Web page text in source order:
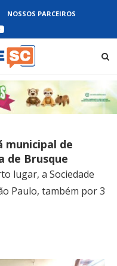
NOSSOS PARCEIROS
municipal de
de Brusque
lugar, a Sociedade
Paulo, também por 3